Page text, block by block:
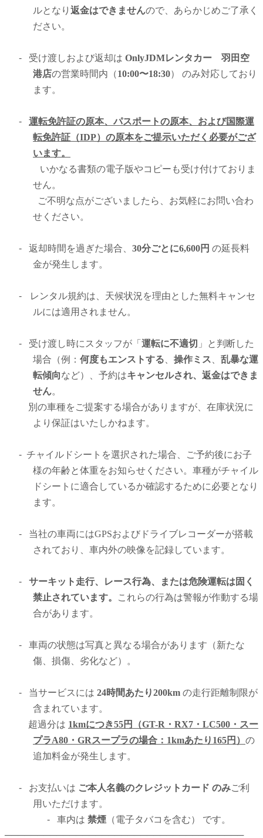
ルとなり 返金はできませんので、あらかじめご了承く
ださい。
- 受け渡しおよび返却は OnlyJDMレンタカー 羽田空
港店の営業時間内（10:00〜18:30） のみ対応しており
ます。
-
運転免許証の原本、パスポートの原本、および国際運
転免許証（IDP）の原本をご提示いただく必要がござ
います。
いかなる書類の電子版やコピーも受け付けておりま
せん。
ご不明な点がございましたら、お気軽にお問い合わ
せください。
- 返却時間を過ぎた場合、 30分ごとに6,600円 の延長料
金が発生します。
-
レンタル規約は、天候状況を理由とした無料キャンセ
ルには適用されません。
- 受け渡し時にスタッフが「 運転に不適切 」と判断した
場合（例： 何度もエンストする 操作ミス
乱暴な運
転傾向など）、予約はキャンセルされ、返金はできま
せん。
別の車種をご提案する場合がありますが、在庫状況に
より保証はいたしかねます。
- チャイルドシートを選択された場合、ご予約後にお子
様の年齢と体重をお知らせください。車種がチャイル
ドシートに適合しているか確認するために必要となり
ます。
-
当社の車両にはGPSおよびドライブレコーダーが搭載
されており、車内外の映像を記録しています。
-
サーキット走行、レース行為、または危険運転は固く
禁止されています。
これらの行為は警報が作動する場
合があります。
-
車両の状態は写真と異なる場合があります（新たな
傷、損傷、劣化など）。
- 当サービスには 24時間あたり200km の走行距離制限が
含まれています。
超過分は 1kmにつき55円（GT-R・RX7・LC500・スー
プラA80 ・GRスープラの場合：1kmあたり165円） の
追加料金が発生します。
- お支払いは ご本人名義のクレジットカード のみご利
用いただけます。
-
車内は 禁煙 （電子タバコを含む） です。
─────────────────────────────────────